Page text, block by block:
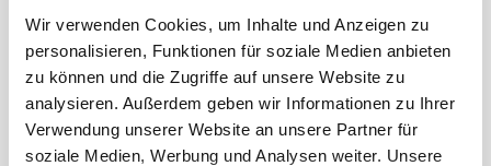
Wir verwenden Cookies, um Inhalte und Anzeigen zu
personalisieren, Funktionen für soziale Medien anbieten
zu können und die Zugriffe auf unsere Website zu
analysieren. Außerdem geben wir Informationen zu Ihrer
Verwendung unserer Website an unsere Partner für
soziale Medien, Werbung und Analysen weiter. Unsere
August 2021
Juli 2021
Juni 2021
Mai 2021
April 2021